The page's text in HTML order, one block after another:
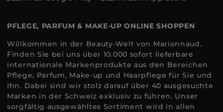
PFLEGE, PARFUM & MAKE-UP ONLINE SHOPPEN
Willkommen in der Beauty-Welt von Marionnaud.
Finden Sie bei uns über 10.000 sofort lieferbare
internationale Markenprodukte aus den Bereichen
Pflege, Parfum, Make-up und Haarpflege für Sie und
Ihn. Dabei sind wir stolz darauf über 40 ausgesuchte
Marken in der Schweiz exklusiv zu führen. Unser
sorgfältig ausgewähltes Sortiment wird in allen